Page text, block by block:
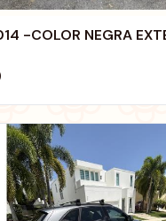
-COLOR NEGRA